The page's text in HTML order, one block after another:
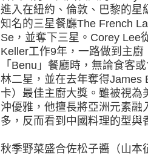
進入在紐約、倫敦、巴黎的星
知名的三星餐廳The French
Se，並奪下三星。Corey Lee
Keller工作9年，一路做到主
「Benu」餐廳時，無論食客
林二星，並在去年奪得James
卡）最佳主廚大獎。雖被視
沖優雅，他擅長將亞洲元素
多，反而看到中國料理的型與
秋季野菜盛合佐松子醬（山本